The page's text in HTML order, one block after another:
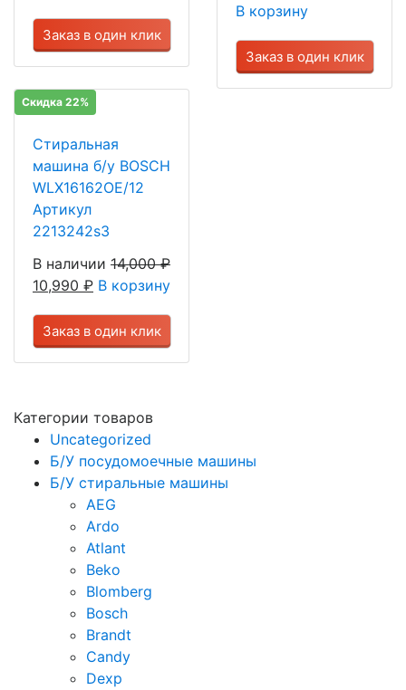
Заказ в один клик
В корзину
Заказ в один клик
Скидка 22%
Стиральная
машина б/у BOSCH
WLX16162OE/12
Артикул
2213242s3
В наличии 14,000₽
10,990 ₽ В корзину
Заказ в один клик
Категории товаров
Uncategorized
Б/У посудомоечные машины
Б/У стиральные машины
AEG
Ardo
Atlant
Beko
Blomberg
Bosch
Brandt
Candy
Dexp